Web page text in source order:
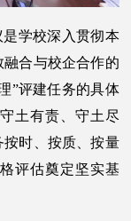
学校深入贯彻本
合与校企合作的
”评建任务的具体
土有责、守土尽
时、按质、按量
评估奠定坚实基